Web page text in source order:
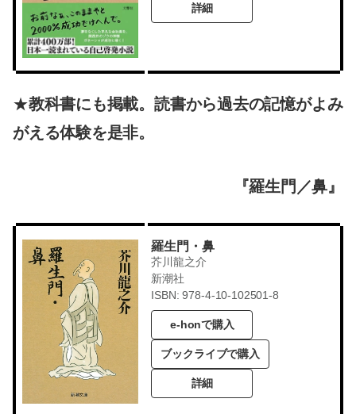
詳細
★教科書にも掲載。読書から過去の記憶がよみ
がえる体験を是非。
『羅生門／鼻』
羅生門・鼻
芥川龍之介
新潮社
ISBN: 978-4-10-102501-8
e-honで購入
ブックライブで購入
詳細